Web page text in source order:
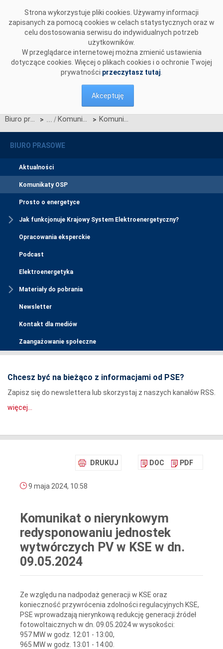
Strona wykorzystuje pliki cookies. Używamy informacji
zapisanych za pomocą cookies w celach statystycznych oraz w
celu dostosowania serwisu do indywidualnych potrzeb
użytkowników.
W przeglądarce internetowej można zmienić ustawienia
dotyczące cookies. Więcej o plikach cookies i o ochronie Twojej
prywatności przeczytasz tutaj
Akceptuję
Biuro prasowe > Komunikaty OSP > Komunikat o nierynkowym redysponowaniu jednostek wytwórczych PV w KSE w dn. 09.05.2024
BIURO PRASOWE
Aktualności
Komunikaty OSP
Prosto o energetyce
Jak funkcjonuje Krajowy System Elektroenergetyczny?
Opracowania eksperckie
Podcast
Elektroenergetyka
Materiały do pobrania
Newsletter
Kontakt dla mediów
Zaangażowanie społeczne
Chcesz być na bieżąco z informacjami od PSE?
Zapisz się do newslettera lub skorzystaj z naszych kanałów RSS.
więcej...
DRUKUJ DOC PDF
9 maja 2024, 10:58
Komunikat o nierynkowym
redysponowaniu jednostek
wytwórczych PV w KSE w dn.
09.05.2024
Ze względu na nadpodaż generacji w KSE oraz
konieczność przywrócenia zdolności regulacyjnych KSE,
PSE wprowadzają nierynkową redukcję generacji źródeł
fotowoltaicznych w dn. 09.05.2024 w wysokości:
957 MW w godz. 12:01 - 13:00,
965 MW w godz. 13:01 - 14:00.